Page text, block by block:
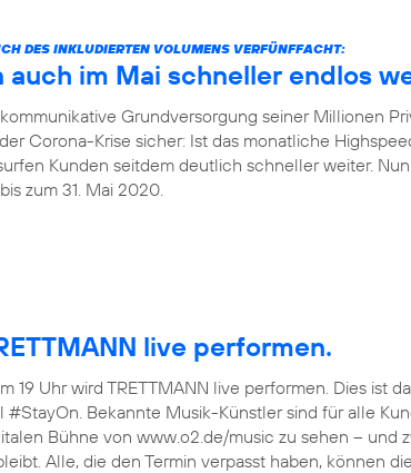
DES INKLUDIERTEN VOLUMENS VERFÜNFFACHT:
auch im Mai schneller endlos
Grundversorgung seiner Millionen
Corona-Krise sicher: Ist das monatliche
Kunden seitdem deutlich schneller weiter.
zum 31. Mai 2020.
live performen.
19 Uhr wird TRETTMANN live performen. Dies ist
#StayOn. Bekannte Musik-Künstler sind für alle
Bühne von www.o2.de/music zu sehen – und
Alle, die den Termin verpasst haben, können